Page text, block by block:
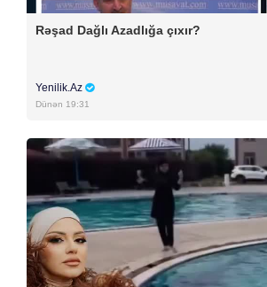
Rəşad Dağlı Azadlığa çıxır?
Yenilik.Az
Dünən 19:31